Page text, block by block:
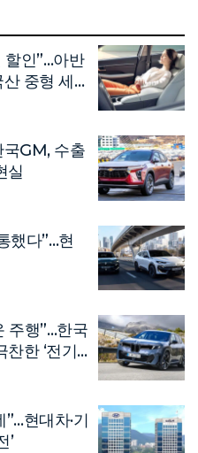
할인”…아반
중형 세
국GM, 수출
실
했다”…현
주행”…한국
한 ‘전기
현대차·기
’